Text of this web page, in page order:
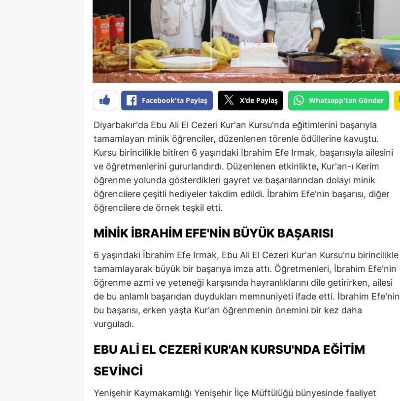
Bitlis
Bolu
Burdur
Bursa
Çanakkale
Çankırı
Çorum
Denizli
Edirne
Elazığ
Erzincan
Erzurum
Eskişehir
Gaziantep
Giresun
Hakkari
Isparta
Facebook'ta Paylaş X'de Paylaş Whatsapp'tan Gönder
Diyarbakır'da Ebu Ali El Cezeri Kur'an Kursu'nda eğitimlerini başarıyla
tamamlayan minik öğrenciler, düzenlenen törenle ödüllerine kavuştu.
Kursu birincilikle bitiren 6 yaşındaki İbrahim Efe Irmak, başarısıyla ailesini
ve öğretmenlerini gururlandırdı. Düzenlenen etkinlikte, Kur'an-ı Kerim
öğrenme yolunda gösterdikleri gayret ve başarılarından dolayı minik
öğrencilere çeşitli hediyeler takdim edildi. İbrahim Efe'nin başarısı, diğer
öğrencilere de örnek teşkil etti.
MINIK İBRAHIM EFE'NIN BÜYÜK BAŞARISI
6 yaşındaki İbrahim Efe Irmak, Ebu Ali El Cezeri Kur'an Kursu'nu birincilikle
tamamlayarak büyük bir başarıya imza attı. Öğretmenleri, İbrahim Efe'nin
öğrenme azmi ve yeteneği karşısında hayranlıklarını dile getirirken, ailesi
de bu anlamlı başarıdan duydukları memnuniyeti ifade etti. İbrahim Efe'nin
bu başarısı, erken yaşta Kur'an öğrenmenin önemini bir kez daha
vurguladı.
EBU ALI EL CEZERI KUR'AN KURSU'NDA EĞITIM
SEVINCI
Yenişehir Kaymakamlığı Yenişehir İlçe Müftülüğü bünyesinde faaliyet